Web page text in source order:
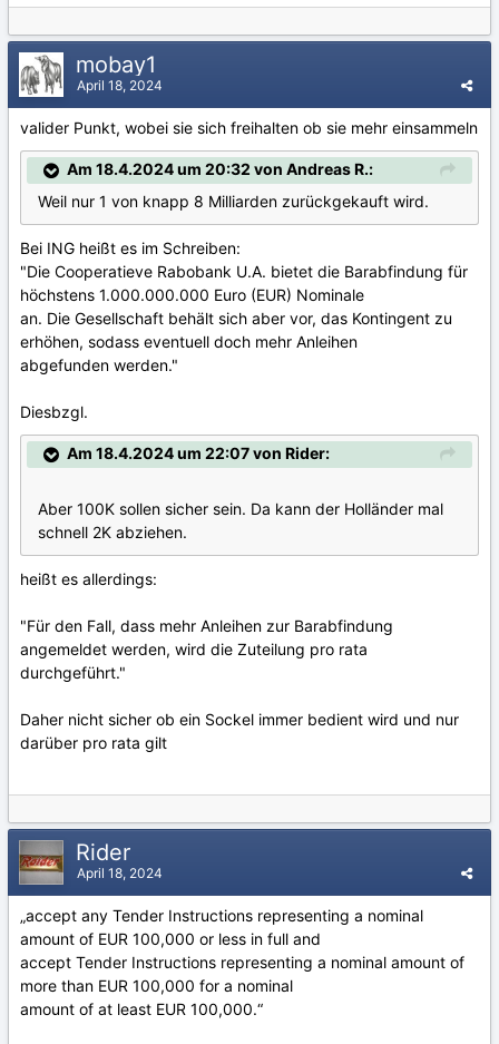
mobay1
April 18, 2024
valider Punkt, wobei sie sich freihalten ob sie mehr einsammeln
Am 18.4.2024 um 20:32 von Andreas R.:
Weil nur 1 von knapp 8 Milliarden zurückgekauft wird.
Bei ING heißt es im Schreiben:
"Die Cooperatieve Rabobank U.A. bietet die Barabfindung für
höchstens 1.000.000.000 Euro (EUR) Nominale
an. Die Gesellschaft behält sich aber vor, das Kontingent zu
erhöhen, sodass eventuell doch mehr Anleihen
abgefunden werden."
Diesbzgl.
Am 18.4.2024 um 22:07 von Rider:
Aber 100K sollen sicher sein. Da kann der Holländer mal
schnell 2K abziehen.
heißt es allerdings:
"Für den Fall, dass mehr Anleihen zur Barabfindung
angemeldet werden, wird die Zuteilung pro rata
durchgeführt."
Daher nicht sicher ob ein Sockel immer bedient wird und nur
darüber pro rata gilt
Rider
April 18, 2024
„accept any Tender Instructions representing a nominal
amount of EUR 100,000 or less in full and
accept Tender Instructions representing a nominal amount of
more than EUR 100,000 for a nominal
amount of at least EUR 100,000.“